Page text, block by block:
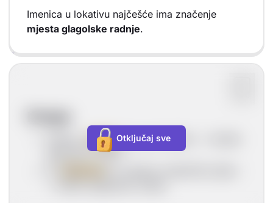
Imenica u lokativu najčešće ima značenje
mjesta glagolske radnje.
stanu ima puno tepiha. -> mjesto
glagolske radnje
Otključaj sve